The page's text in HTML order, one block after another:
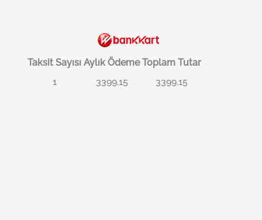
Taksit Sayısı Aylık Ödeme Toplam Tutar
1
3399.15 3399.15